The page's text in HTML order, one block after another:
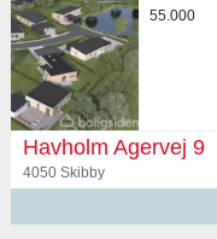
55.000
Havholm Agervej 9
4050 Skibby